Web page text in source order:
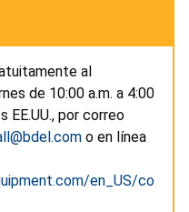
al
de 10:00 a.m. a 4:00
EE.UU., por correo
o en línea
en_US/co